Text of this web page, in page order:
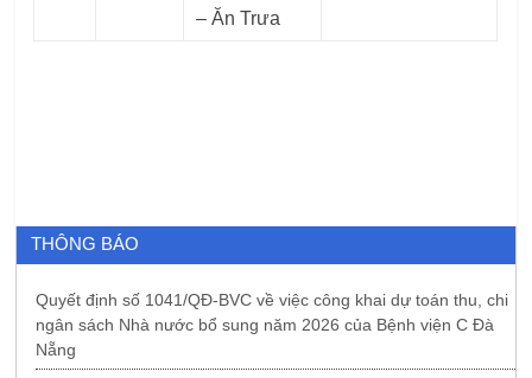
– Ăn Trưa
THÔNG BÁO
Quyết định số 1041/QĐ-BVC về việc công khai dự toán thu, chi
ngân sách Nhà nước bổ sung năm 2026 của Bệnh viện C Đà
Nẵng